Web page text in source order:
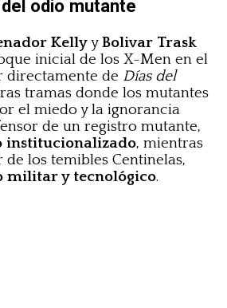
odio mutante
KellyyBolivar Trask
inicial de los X-Men en el
directamente de Días del
tramas donde los mutantes
el miedo y la ignorancia
de un registro mutante,
institucionalizado, mientras
de los temibles Centinelas,
militar y tecnológico.